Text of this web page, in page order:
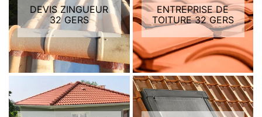
DEVIS ZINGUEUR
32 GERS
ENTREPRISE DE
TOITURE 32 GERS